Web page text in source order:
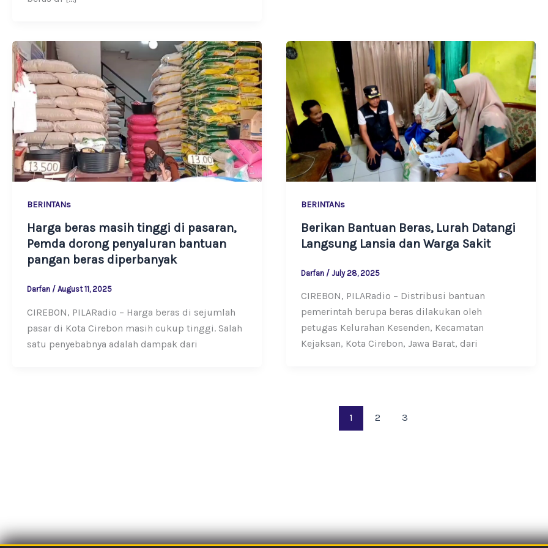
BERINTANs
Harga beras masih tinggi di pasaran,
Pemda dorong penyaluran bantuan
pangan beras diperbanyak
Darfan / August 11, 2025
CIREBON, PILARadio – Harga beras di sejumlah
pasar di Kota Cirebon masih cukup tinggi. Salah
satu penyebabnya adalah dampak dari
BERINTANs
Berikan Bantuan Beras, Lurah Datangi
Langsung Lansia dan Warga Sakit
Darfan / July 28, 2025
CIREBON, PILARadio – Distribusi bantuan
pemerintah berupa beras dilakukan oleh
petugas Kelurahan Kesenden, Kecamatan
Kejaksan, Kota Cirebon, Jawa Barat, dari
1 2 3